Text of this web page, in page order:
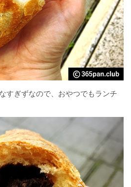
すぎずなので、おやつでもランチ